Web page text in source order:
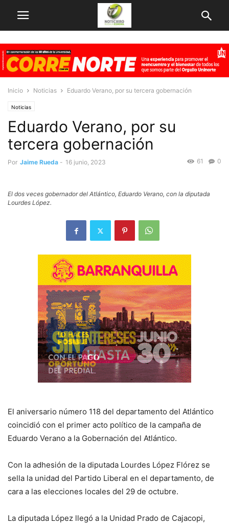
Inicio Noticias Eduardo Verano, por su tercera gobernación
Noticias
Eduardo Verano, por su
tercera gobernación
Por Jaime Rueda - 16 junio, 2023 0
61
El dos veces gobernador del Atlántico, Eduardo Verano, con la diputada
Lourdes López.
El aniversario número 118 del departamento del Atlántico
coincidió con el primer acto político de la campaña de
Eduardo Verano a la Gobernación del Atlántico.
Con la adhesión de la diputada Lourdes López Flórez se
sella la unidad del Partido Liberal en el departamento, de
cara a las elecciones locales del 29 de octubre.
La diputada López llegó a la Unidad Prado de Cajacopi,